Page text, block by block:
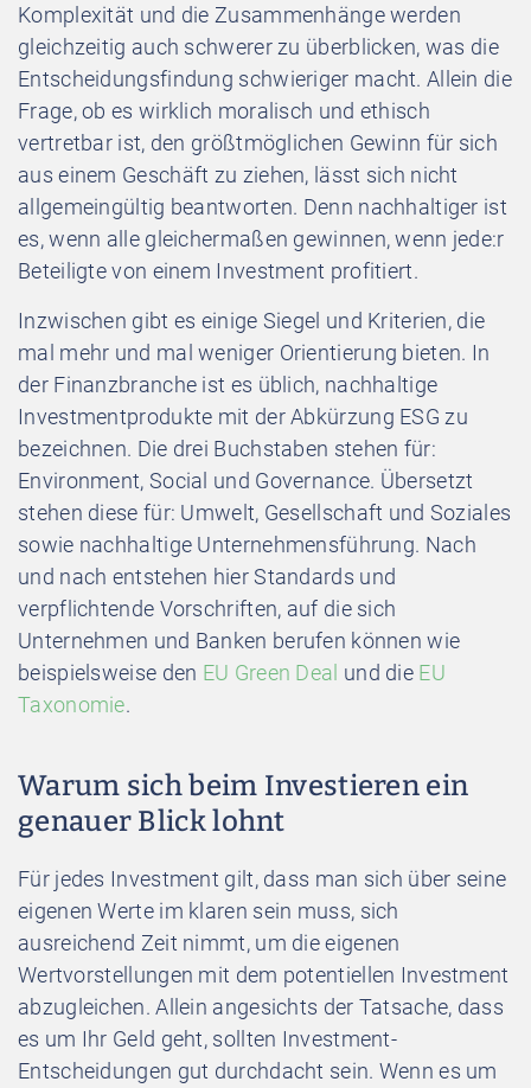
Komplexität und die Zusammenhänge werden
gleichzeitig auch schwerer zu überblicken, was die
Entscheidungsfindung schwieriger macht. Allein die
Frage, ob es wirklich moralisch und ethisch
vertretbar ist, den größtmöglichen Gewinn für sich
aus einem Geschäft zu ziehen, lässt sich nicht
allgemeingültig beantworten. Denn nachhaltiger ist
es, wenn alle gleichermaßen gewinnen, wenn jede:r
Beteiligte von einem Investment profitiert.
Inzwischen gibt es einige Siegel und Kriterien, die
mal mehr und mal weniger Orientierung bieten. In
der Finanzbranche ist es üblich, nachhaltige
Investmentprodukte mit der Abkürzung ESG zu
bezeichnen. Die drei Buchstaben stehen für:
Environment, Social und Governance. Übersetzt
stehen diese für: Umwelt, Gesellschaft und Soziales
sowie nachhaltige Unternehmensführung. Nach
und nach entstehen hier Standards und
verpflichtende Vorschriften, auf die sich
Unternehmen und Banken berufen können wie
beispielsweise den EU Green Deal und die EU
Taxonomie.
Warum sich beim Investieren ein
genauer Blick lohnt
Für jedes Investment gilt, dass man sich über seine
eigenen Werte im klaren sein muss, sich
ausreichend Zeit nimmt, um die eigenen
Wertvorstellungen mit dem potentiellen Investment
abzugleichen. Allein angesichts der Tatsache, dass
es um Ihr Geld geht, sollten Investment-
Entscheidungen gut durchdacht sein. Wenn es um